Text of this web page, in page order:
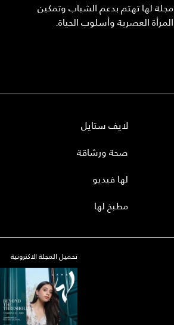
مجلة لها تهتم بدعم الشباب وتمكين
المرأة العصرية وأسلوب الحياة.
لايف ستايل
صحة ورشاقة
لها فيديو
مطبخ لها
تحميل المجلة الاكترونية